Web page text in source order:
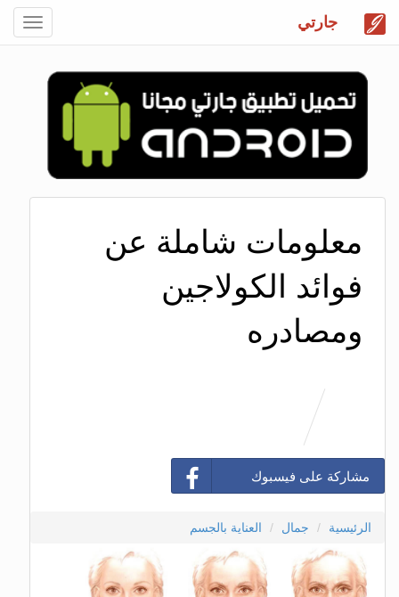
جارتي
معلومات شاملة عن
فوائد الكولاجين
ومصادره
مشاركة على فيسبوك
الرئيسية جمال العناية بالجسم